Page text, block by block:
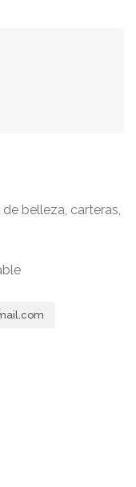
belleza, carteras,